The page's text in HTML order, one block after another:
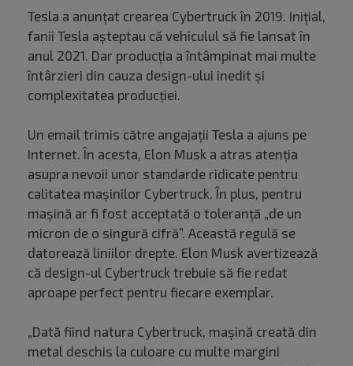
Tesla a anunțat crearea Cybertruck în 2019. Inițial,
fanii Tesla așteptau că vehiculul să fie lansat în
anul 2021. Dar producția a întâmpinat mai multe
întârzieri din cauza design-ului inedit și
complexitatea producției.
Un email trimis către angajații Tesla a ajuns pe
Internet. În acesta, Elon Musk a atras atenția
asupra nevoii unor standarde ridicate pentru
calitatea mașinilor Cybertruck. În plus, pentru
mașină ar fi fost acceptată o toleranță „de un
micron de o singură cifră”. Această regulă se
datorează liniilor drepte. Elon Musk avertizează
că design-ul Cybertruck trebuie să fie redat
aproape perfect pentru fiecare exemplar.
„Dată fiind natura Cybertruck, mașină creată din
metal deschis la culoare cu multe margini